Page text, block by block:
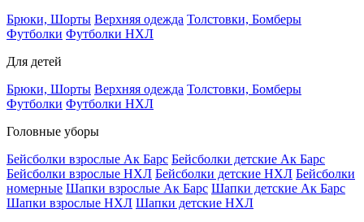
Брюки, Шорты Верхняя одежда Толстовки, Бомберы
Футболки Футболки НХЛ
Для детей
Брюки, Шорты Верхняя одежда Толстовки, Бомберы
Футболки Футболки НХЛ
Головные уборы
Бейсболки взрослые Ак Барс Бейсболки детские Ак Барс
Бейсболки взрослые НХЛ Бейсболки детские НХЛ Бейсболки
номерные Шапки взрослые Ак Барс Шапки детские Ак Барс
Шапки взрослые НХЛ Шапки детские НХЛ